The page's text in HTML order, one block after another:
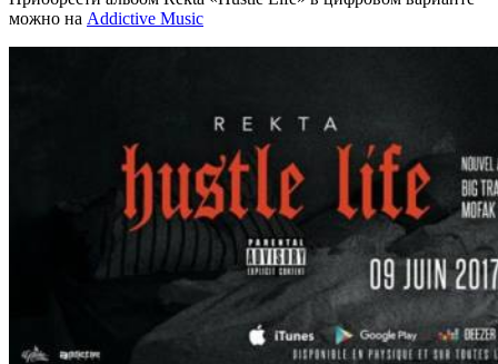
можно на Addictive Music